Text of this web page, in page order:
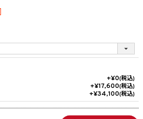
+¥0 税込
+¥17,600 税込
+¥34,100 税込